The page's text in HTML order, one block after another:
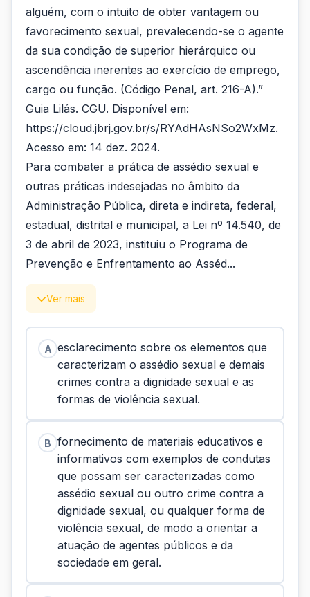
alguém, com o intuito de obter vantagem ou
favorecimento sexual, prevalecendo-se o agente
da sua condição de superior hierárquico ou
ascendência inerentes ao exercício de emprego,
cargo ou função. (Código Penal, art. 216-A).”
Guia Lilás. CGU. Disponível em:
https://cloud.jbrj.gov.br/s/RYAdHAsNSo2WxMz.
Acesso em: 14 dez. 2024.
Para combater a prática de assédio sexual e
outras práticas indesejadas no âmbito da
Administração Pública, direta e indireta, federal,
estadual, distrital e municipal, a Lei nº 14.540, de
3 de abril de 2023, instituiu o Programa de
Prevenção e Enfrentamento ao Asséd...
Ver mais
A esclarecimento sobre os elementos que
caracterizam o assédio sexual e demais
crimes contra a dignidade sexual e as
formas de violência sexual.
B fornecimento de materiais educativos e
informativos com exemplos de condutas
que possam ser caracterizadas como
assédio sexual ou outro crime contra a
dignidade sexual, ou qualquer forma de
violência sexual, de modo a orientar a
atuação de agentes públicos e da
sociedade em geral.